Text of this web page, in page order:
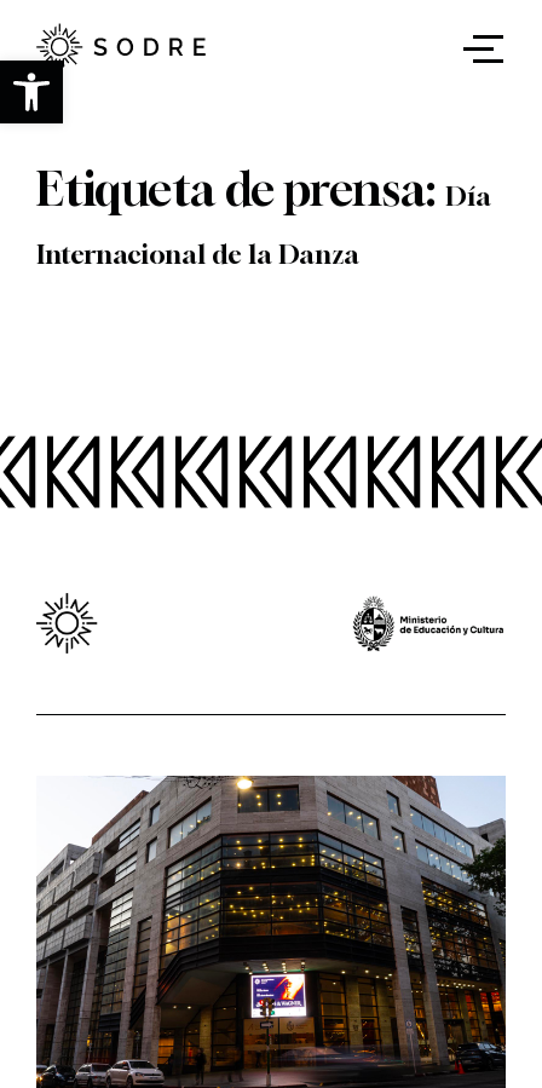
Abrir barra de herramientas
contenido
principal
Etiqueta de prensa: Día
Internacional de la Danza